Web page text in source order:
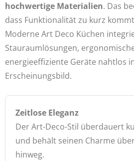
hochwertige Materialien. Das
dass Funktionalität zu kurz
Moderne Art Deco Küchen
Stauraumlösungen,
energieeffiziente Geräte nahtlos
Erscheinungsbild.
Zeitlose Eleganz
Der Art-Deco-Stil überdauert
und behält seinen Charme
hinweg.